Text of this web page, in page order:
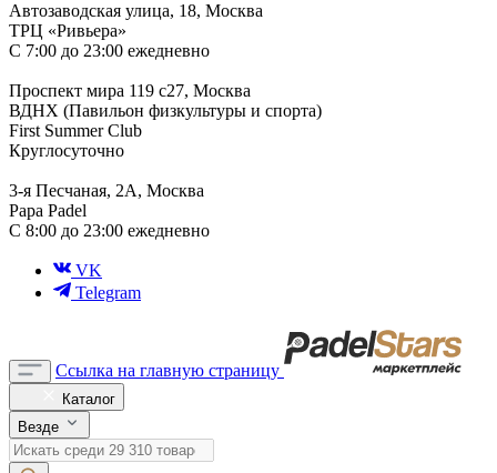
Автозаводская улица, 18, Москва
ТРЦ «Ривьера»
С 7:00 до 23:00 ежедневно
Проспект мира 119 с27, Москва
ВДНХ (Павильон физкультуры и спорта)
First Summer Club
Круглосуточно
3-я Песчаная, 2А, Москва
Papa Padel
С 8:00 до 23:00 ежедневно
VK
Telegram
Ссылка на главную страницу
Каталог
Везде